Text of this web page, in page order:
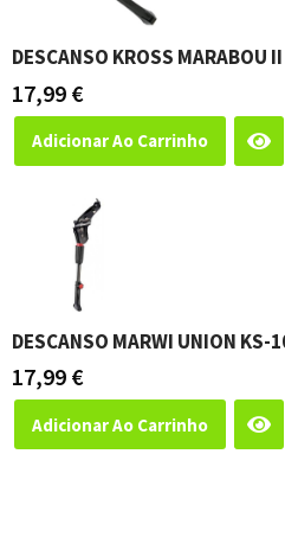
DESCANSO KROSS
17,99 €
Adicionar Ao Carrinho
DESCANSO MARWI UNION
17,99 €
Adicionar Ao Carrinho